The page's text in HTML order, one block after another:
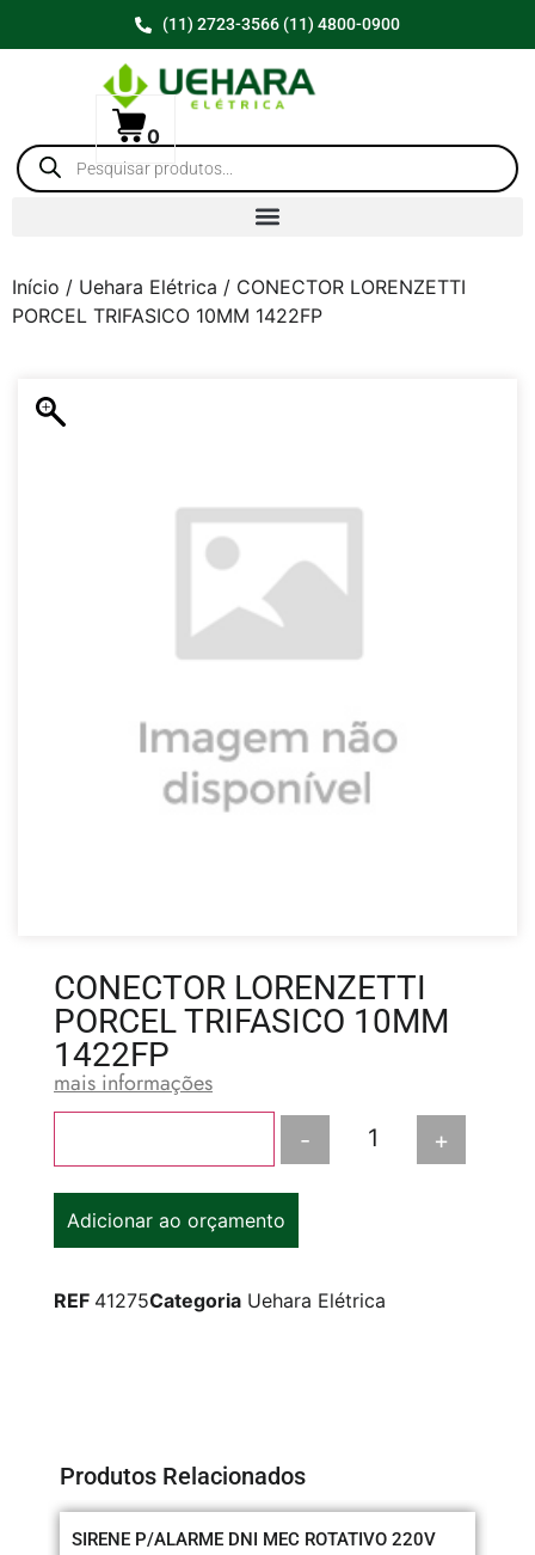
(11) 2723-3566 (11) 4800-0900
0
Início / Uehara Elétrica / CONECTOR LORENZETTI
PORCEL TRIFASICO 10MM 1422FP
CONECTOR LORENZETTI
PORCEL TRIFASICO 10MM
1422FP
mais informações
- +
Adicionar ao orçamento
REF 41275Categoria Uehara Elétrica
Produtos Relacionados
SIRENE P/ALARME DNI MEC ROTATIVO 220V